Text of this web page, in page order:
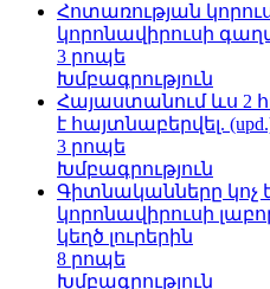
Հոտառության
կորոնավիրուսի
3 րոպե
Խմբագրություն
Հայաստանում ևս 2
է հայտնաբերվել.
3 րոպե
Խմբագրություն
Գիտնականները կոչ
կորոնավիրուսի
կեղծ լուրերին
8 րոպե
Խմբագրություն